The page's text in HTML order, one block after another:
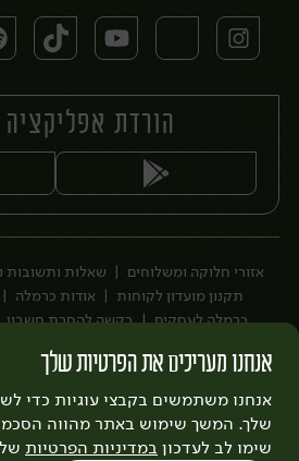
יח׳
אנחנו מעריכים את הפרטיות שלך
אנחנו משתמשים בקבצי עוגיות כדי
שלך. המשך שימוש באתר מהווה
שימו לב לעדכון במדיניות הפרטיות
הורדת
אזורי חלוקה ומשלוחים שאלות ותשובות
תקנון מועדון לקוחות
אודות כרמלה
כרמלה לעסקים
בקשה להסרת חשבון